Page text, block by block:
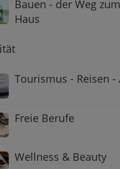
Bauen - der Weg
Haus
Tourismus - Reisen -
Freie Berufe
Wellness & Beauty